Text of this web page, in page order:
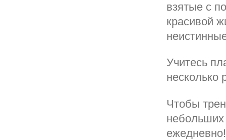
взятые с
красивой
Учитесь
несколько
Чтобы